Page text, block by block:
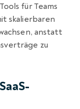
für Teams
skalierbaren
anstatt
zu